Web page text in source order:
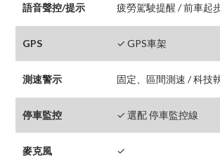
語音聲控/提示 疲勞駕駛提醒 / 前車起
GPS ✓ GPS車架
測速警示 固定、區間測速 / 科技
停車監控 ✓ 選配 停車監控線
麥克風 ✓